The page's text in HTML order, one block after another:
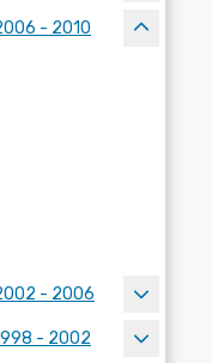
- 2010
- 2006
- 2002